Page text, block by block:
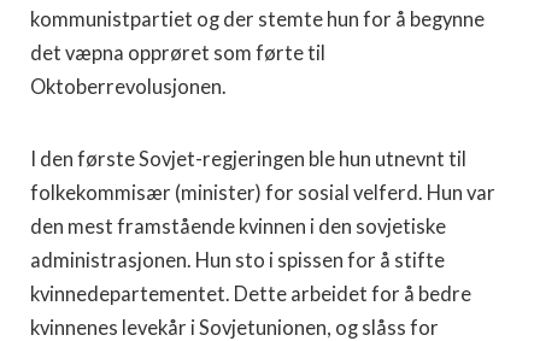
kommunistpartiet og der stemte hun for å begynne
det væpna opprøret som førte til
Oktoberrevolusjonen.
I den første Sovjet-regjeringen ble hun utnevnt til
folkekommisær (minister) for sosial velferd. Hun var
den mest framstående kvinnen i den sovjetiske
administrasjonen. Hun sto i spissen for å stifte
kvinnedepartementet. Dette arbeidet for å bedre
kvinnenes levekår i Sovjetunionen, og slåss for